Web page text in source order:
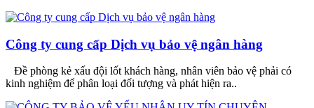
Công ty cung cấp Dịch vụ bảo vệ ngân hàng
Đề phòng kẻ xấu đội lốt khách hàng, nhân viên bảo vệ phải có
kinh nghiệm để phân loại đối tượng và phát hiện ra..